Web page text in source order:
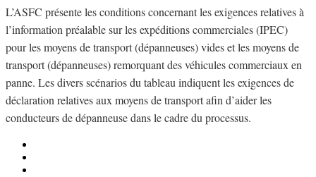
L’ASFC présente les conditions concernant les exigences relatives à
l’information préalable sur les expéditions commerciales (IPEC)
pour les moyens de transport (dépanneuses) vides et les moyens de
transport (dépanneuses) remorquant des véhicules commerciaux en
panne. Les divers scénarios du tableau indiquent les exigences de
déclaration relatives aux moyens de transport afin d’aider les
conducteurs de dépanneuse dans le cadre du processus.